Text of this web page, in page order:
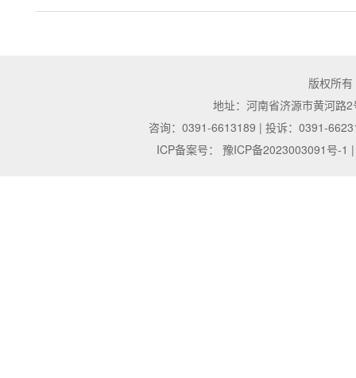
版权所
地址：河南省济源市黄河路
咨询：0391-6613189 | 投诉：0391-
ICP备案号：
豫ICP备2023003091号-1